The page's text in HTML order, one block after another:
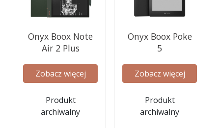
Onyx Boox Note
Air 2 Plus
Zobacz więcej
Produkt
archiwalny
Onyx Boox Poke
5
Zobacz więcej
Produkt
archiwalny